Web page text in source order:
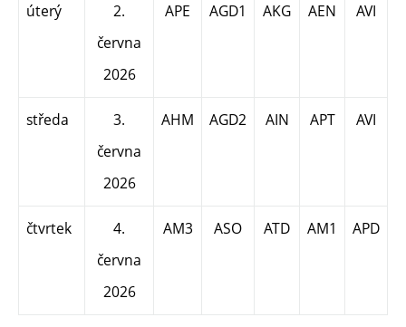
úterý
2.
června
2026
APE AGD1 AKG AEN AVI
středa
3.
června
2026
AHM AGD2 AIN APT AVI
čtvrtek
4.
června
2026
AM3 ASO ATD AM1 APD